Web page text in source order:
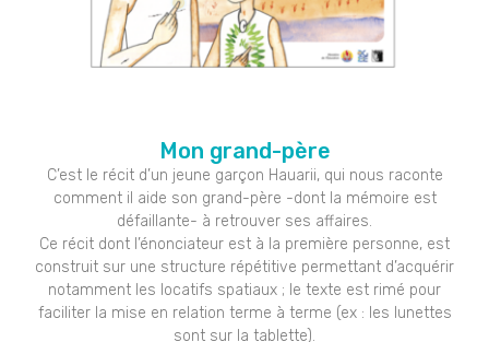
Mon grand-père
C’est le récit d’un jeune garçon Hauarii, qui nous raconte
comment il aide son grand-père -dont la mémoire est
défaillante- à retrouver ses affaires.
Ce récit dont l’énonciateur est à la première personne, est
construit sur une structure répétitive permettant d’acquérir
notamment les locatifs spatiaux ; le texte est rimé pour
faciliter la mise en relation terme à terme (ex : les lunettes
sont sur la tablette).